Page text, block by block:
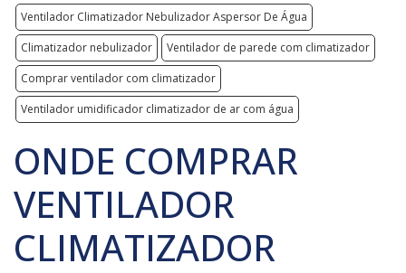
Ventilador Climatizador Nebulizador Aspersor De Água
Climatizador nebulizador
Ventilador de parede com climatizador
Comprar ventilador com climatizador
Ventilador umidificador climatizador de ar com água
ONDE COMPRAR
VENTILADOR
CLIMATIZADOR